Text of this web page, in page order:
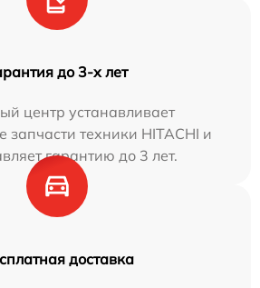
до 3-х лет
центр устанавливает
запчасти техники HITACHI и
гарантию до 3 лет.
доставка